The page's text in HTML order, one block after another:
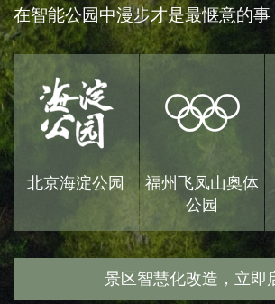
在智能公园中漫步才是最惬意的事
北京海淀公园
福州飞凤山奥体
公园
景区智慧化改造，立即